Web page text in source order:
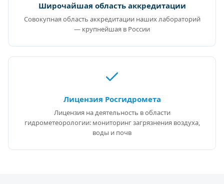
Широчайшая область аккредитации
Совокупная область аккредитации наших лабораторий
— крупнейшая в России
Лицензия Росгидромета
Лицензия на деятельность в области
гидрометеорологии: мониторинг загрязнения воздуха,
воды и почв